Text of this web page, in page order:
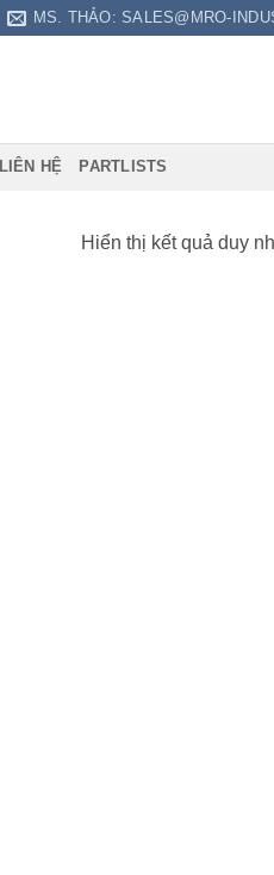
MS. THẢO: SALES@MRO-
LIÊN HỆ PARTLISTS
Hiển thị kết quả duy